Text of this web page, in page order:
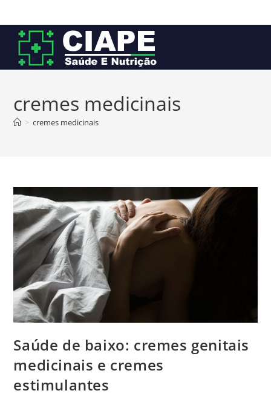
para
conteúdo
cremes medicinais
> cremes medicinais
Saúde de baixo: cremes genitais
medicinais e cremes
estimulantes